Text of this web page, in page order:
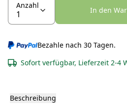
Anzahl
In den
Bezahle nach 30 Tagen.
Sofort verfügbar, Lieferzeit 2-4
Beschreibung